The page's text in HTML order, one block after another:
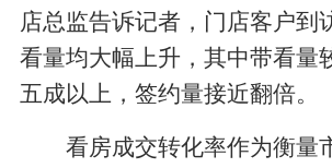
店总监告诉记者，门店客户到
看量均大幅上升，其中带看量
五成以上，签约量接近翻倍。
看房成交转化率作为衡量